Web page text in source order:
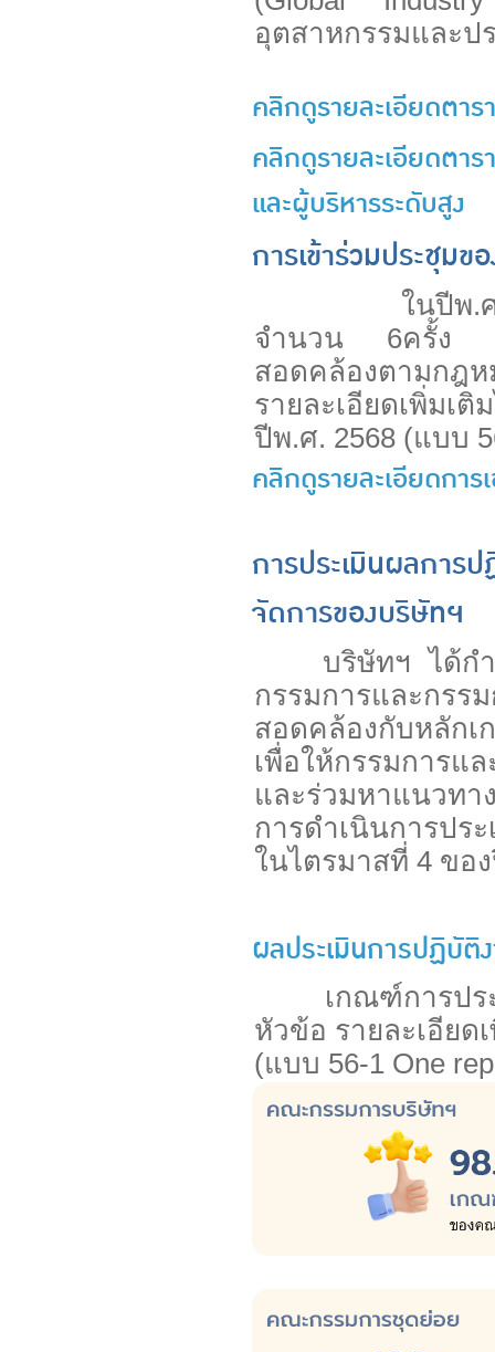
อุตสาหกรรมและป
คลิกดูรายละเอียดตา
คลิกดูรายละเอียดตา
และผู้บริหารระดับสูง
การเข้าร่วมประชุม
ในปีพ.ศ.
จำนวน 6ครั้ง เพื่
สอดคล้องตามกฎห
รายละเอียดเพิ่มเ
ปีพ.ศ. 2568 (แบบ
คลิกดูรายละเอียดกา
การประเมินผลการ
จัดการของบริษัทฯ
บริษัทฯ ได้กําห
กรรมการและก
สอดคล้องกับหลักเ
เพื่อให้กรรมการแ
และร่วมหาแนวท
การดำเนินการปร
ในไตรมาสที่ 4 ขอ
ผลประเมินการปฏิบั
เกณฑ์การประเ
หัวข้อ รายละเอียด
(แบบ 56-1 One